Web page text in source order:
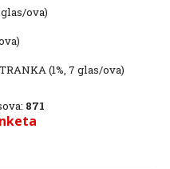
glas/ova)
(1%, 7 glas/ova)
871